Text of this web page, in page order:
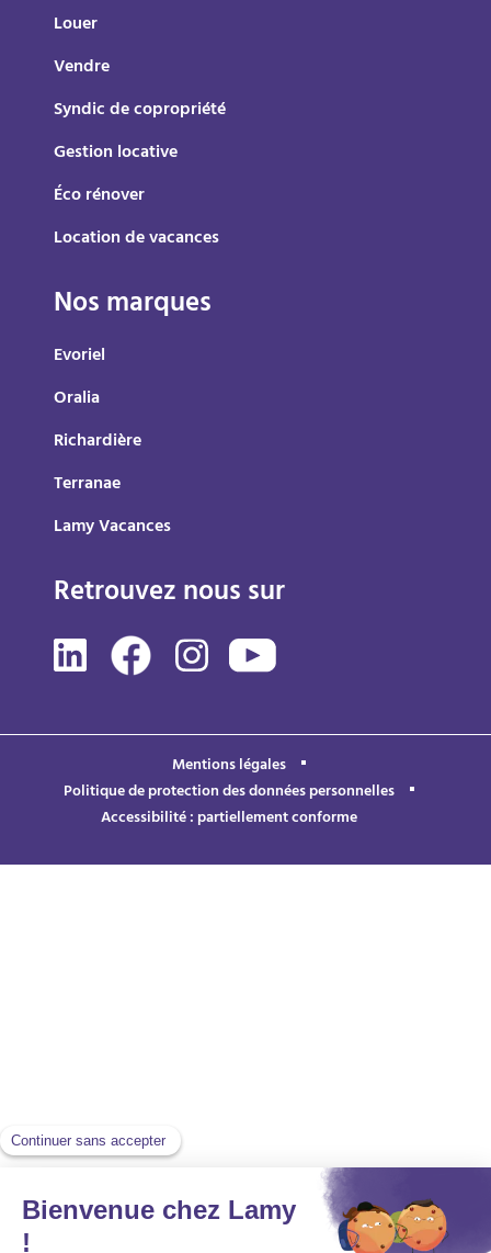
Louer
Vendre
Syndic de copropriété
Gestion locative
Éco rénover
Location de vacances
Nos marques
Evoriel
Oralia
Richardière
Terranae
Lamy Vacances
Retrouvez nous sur
Mentions légales
Politique de protection des données personnelles
Accessibilité : partiellement conforme